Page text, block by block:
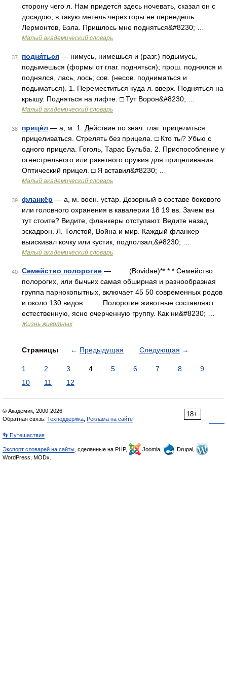
сторону чего л. Нам придется здесь ночевать, сказал он с
досадою, в такую метель через горы не переедешь.
Лермонтов, Бэла. Пришлось мне подняться&#8230; …
Малый академический словарь
37 подня́ться — нимусь, нимешься и (разг.) подымусь,
подымешься (формы от глаг. подняться); прош. поднялся и
поднялся, лась, лось; сов. (несов. подниматься и
подыматься). 1. Переместиться куда л. вверх. Подняться на
крышу. Подняться на лифте. □ Тут Ворон&#8230; …
Малый академический словарь
38 прице́л — а, м. 1. Действие по знач. глаг. прицелиться
прицеливаться. Стрелять без прицела. □ Кто ты? Убью с
одного прицела. Гоголь, Тарас Бульба. 2. Приспособление у
огнестрельного или ракетного оружия для прицеливания.
Оптический прицел. □ Я вставил&#8230; …
Малый академический словарь
39 фланкёр — а, м. воен. устар. Дозорный в составе бокового
или головного охранения в кавалерии 18 19 вв. Зачем вы
тут стоите? Видите, фланкеры отступают. Ведите назад
эскадрон. Л. Толстой, Война и мир. Каждый фланкер
выискивал кочку или кустик, подползал,&#8230; …
Малый академический словарь
40 Семейство полорогие — (Bovidae)** * * Семейство
полорогих, или бычьих самая обширная и разнообразная
группа парнокопытных, включает 45 50 современных родов
и около 130 видов. Полорогие животные составляют
естественную, ясно очерченную группу. Как ни&#8230; …
Жизнь животных
Страницы ← Предыдущая Следующая →
1 2 3 4 5 6 7 8
9
10
11 12
18+
© Академик, 2000-2026
Обратная связь: Техподдержка Реклама на сайте
👣 Путешествия
Экспорт словарей на сайты , сделанные на PHP, Joomla,
Drupal,
WordPress, MODx.